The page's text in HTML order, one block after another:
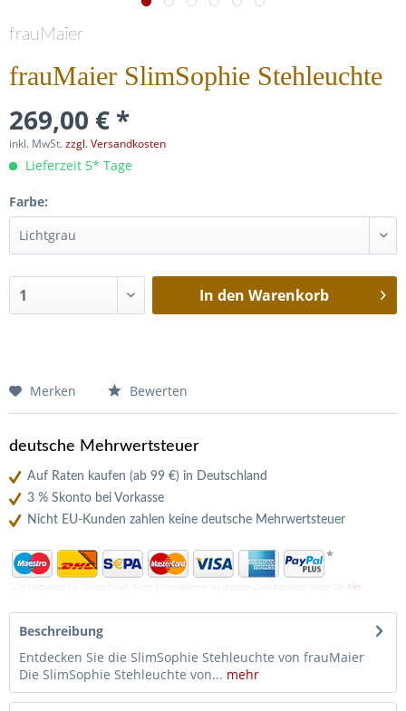
frauMaier
frauMaier SlimSophie Stehleuchte
269,00 € *
inkl. MwSt.zzgl. Versandkosten
Lieferzeit 5* Tage
Farbe:
In den Warenkorb
Merken Bewerten
deutsche Mehrwertsteuer
Auf Raten kaufen (ab 99 €) in Deutschland
3 % Skonto bei Vorkasse
Nicht EU-Kunden zahlen keine deutsche Mehrwertsteuer
*
*Zahlungsarten für Deutschland. Mehr Informationen zu unseren Zahlungsarten finden Sie hier
Beschreibung
Entdecken Sie die SlimSophie Stehleuchte von frauMaier
Die SlimSophie Stehleuchte von... mehr